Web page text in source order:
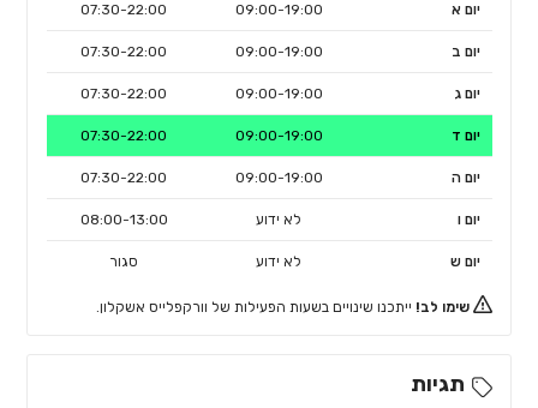
יום א 09:00-19:00
07:30-22:00
יום ב 09:00-19:00
07:30-22:00
יום ג 09:00-19:00
07:30-22:00
יום ד 09:00-19:00
07:30-22:00
יום ה 09:00-19:00
07:30-22:00
יום ו לא ידוע 08:00-13:00
יום ש לא ידוע סגור
שימו לב! ייתכנו שינויים בשעות הפעילות של וורקפלייס אשקלון.
תגיות